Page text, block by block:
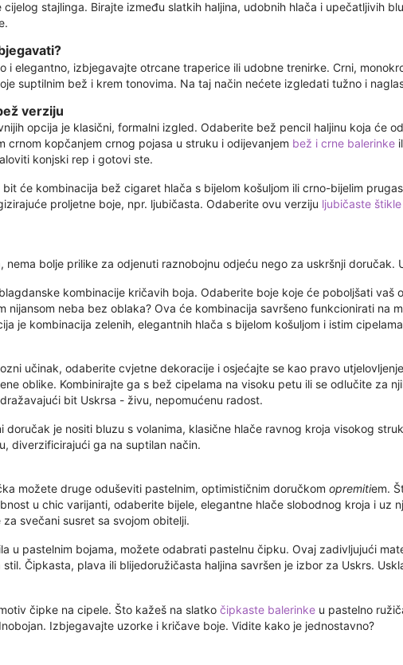
cijelog stajlinga. Birajte između slatkih haljina, udobnih hlača i upečatljivih
i elegantno, izbjegavajte otrcane traperice ili udobne trenirke. Crni,
suptilnim bež i krem ​​tonovima. Na taj način nećete izgledati tužno i
verziju
opcija je klasični, formalni izgled. Odaberite bež pencil haljinu koja će
crnom kopčanjem crnog pojasa u struku i odijevanjem bež i crne balerinke
konjski rep i gotovi ste.
će kombinacija bež cigaret hlača s bijelom košuljom ili crno-bijelim
proljetne boje, npr. ljubičasta. Odaberite ovu verziju ljubičaste
nema bolje prilike za odjenuti raznobojnu odjeću nego za uskršnji doručak.
kombinacije kričavih boja. Odaberite boje koje će poboljšati
nijansom neba bez oblaka? Ova će kombinacija savršeno funkcionirati na
je kombinacija zelenih, elegantnih hlača s bijelom košuljom i istim
učinak, odaberite cvjetne dekoracije i osjećajte se kao pravo
oblike. Kombinirajte ga s bež cipelama na visoku petu ili se odlučite za
bit Uskrsa - živu, nepomućenu radost.
doručak je nositi bluzu s volanima, klasične hlače ravnog kroja visokog
diverzificirajući ga na suptilan način.
možete druge oduševiti pastelnim, optimističnim doručkom opremitiem.
u chic varijanti, odaberite bijele, elegantne hlače slobodnog kroja i uz
svečani susret sa svojom obitelji.
u pastelnim bojama, možete odabrati pastelnu čipku. Ovaj zadivljujući
Čipkasta, plava ili blijedoružičasta haljina savršen je izbor za Uskrs.
čipke na cipele. Što kažeš na slatko čipkaste balerinke u pastelno
Izbjegavajte uzorke i kričave boje. Vidite kako je jednostavno?